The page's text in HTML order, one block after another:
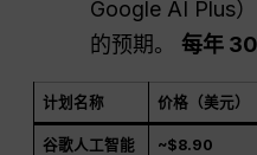
Google AI Plus
的预期。 每年
计划名称 价格（美元）
谷歌人工智能
~$8.90